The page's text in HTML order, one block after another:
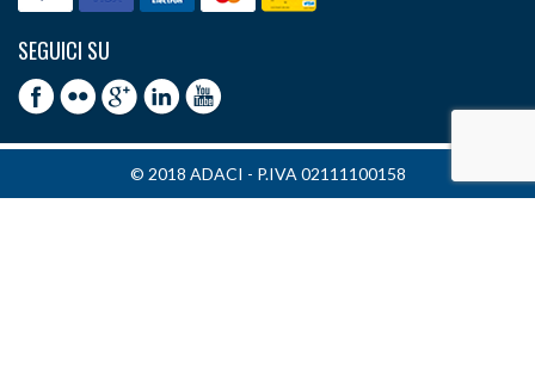
SEGUICI SU
© 2018 ADACI - P.IVA 02111100158